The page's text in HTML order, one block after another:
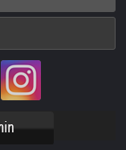
Bir
Haber
Instagram